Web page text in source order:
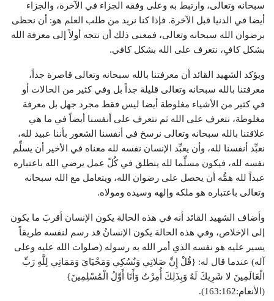
سبحانه وتعالى، وارتبط به وعلى وفقه الجزاء في الآخرة، والجزاء
أيضا في الدنيا قبل الآخرة. فإذا كنا نريد من طلب العلم هو: أن نحظى
برضوان الله سبحانه وتعالى، فمعنى ذلك أن نتجه أولاً إلى معرفة الله
بشكل كافٍ، نتعرف على الله بشكل كافي.
ويؤكد الشهيد القائد أن معرفتنا بالله سبحانه وتعالى قاصرة جداً،
معرفتنا بالله سبحانه وتعالى قليلة جداً بل وفي كثير من الحالات أو
في كثير من الأشياء مغلوطة أيضا ليس فقط مجرد جهل بل معرفة
مغلوطة، نتعرف على الله ثم نتعرف على أنفسنا أيضاً في ما هي
علاقتنا بالله سبحانه وتعالى نرسخ في أنفسنا الشعور بأننا عبيد لله،
نعبِّد أنفسنا لله، وأن يعبِّد الإنسان نفسه لله معناه في الأخير أن يسلِّم
نفسه لله، فيكون مسلِّما لله ينطلق في كُلّ عمل يرضي الله باعتباره
عبداً لله همُّه أن يحصل على رضوان الله، ويتعامل مع الله سبحانه
وتعالى باعتباره هو ملكه وإلهه وسيده ومولاه.
وأضاف الشهيد القائد أنه في هذه الحالة يكون الإنسان أقربَ ما يكون
إلى الإخلاص، وفي هذه الحالة يكون الإنسانُ قد رسم لنفسه طريقاً
يسير عليه هو نفسه الذي أمر الله به رسوله (صلوات الله عليه وعلى
آله) عندما قال له: {قُلْ إِنَّ صَلاتِي وَنُسُكِي وَمَحْيَايَ وَمَمَاتِي لِلَّهِ رَبِّ
الْعَالَمِينَ لا شَرِيكَ لَهُ وَبِذَلِكَ أُمِرْتُ وَأَنَا أَوَّلُ الْمُسْلِمِينَ}
(الأنعام:163:162).